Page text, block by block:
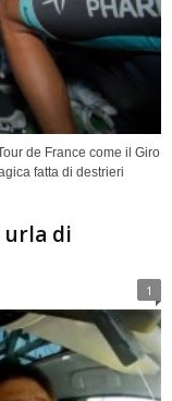
de France come il Giro
fatta di destrieri
urla di
1